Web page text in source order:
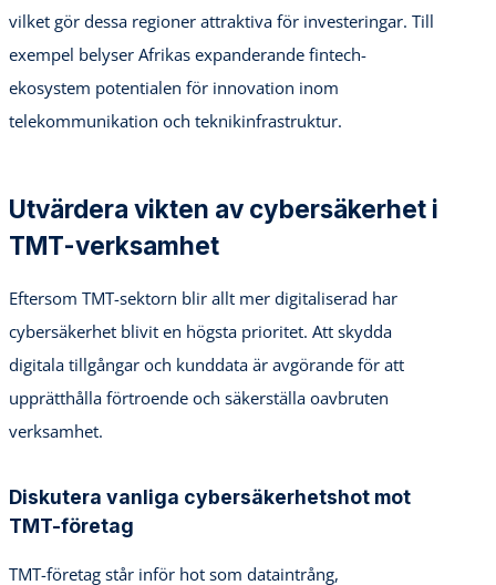
vilket gör dessa regioner attraktiva för investeringar. Till
exempel belyser Afrikas expanderande fintech-
ekosystem potentialen för innovation inom
telekommunikation och teknikinfrastruktur.
Utvärdera vikten av cybersäkerhet i
TMT-verksamhet
Eftersom TMT-sektorn blir allt mer digitaliserad har
cybersäkerhet blivit en högsta prioritet. Att skydda
digitala tillgångar och kunddata är avgörande för att
upprätthålla förtroende och säkerställa oavbruten
verksamhet.
Diskutera vanliga cybersäkerhetshot mot
TMT-företag
TMT-företag står inför hot som dataintrång,